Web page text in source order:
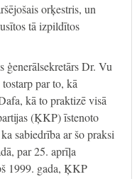
orķestris, un
tā izpildītos
ģenerālsekretārs Dr. Vu
par to, kā
kā to praktizē visā
(ĶKP) īstenoto
sabiedrība ar šo praksi
par 25. aprīļa
1999. gada, ĶKP